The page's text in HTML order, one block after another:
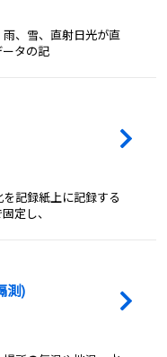
、雪、直射日光が直
タの記
記録紙上に記録する
定し、
測)